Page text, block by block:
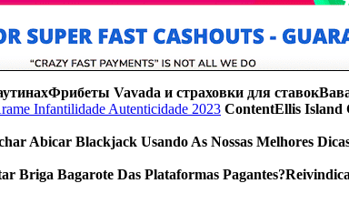
Vavada и страховки для
ContentEllis Island
Abicar Blackjack Usando As Nossas Melhores
Briga Bagarote Das Plataformas